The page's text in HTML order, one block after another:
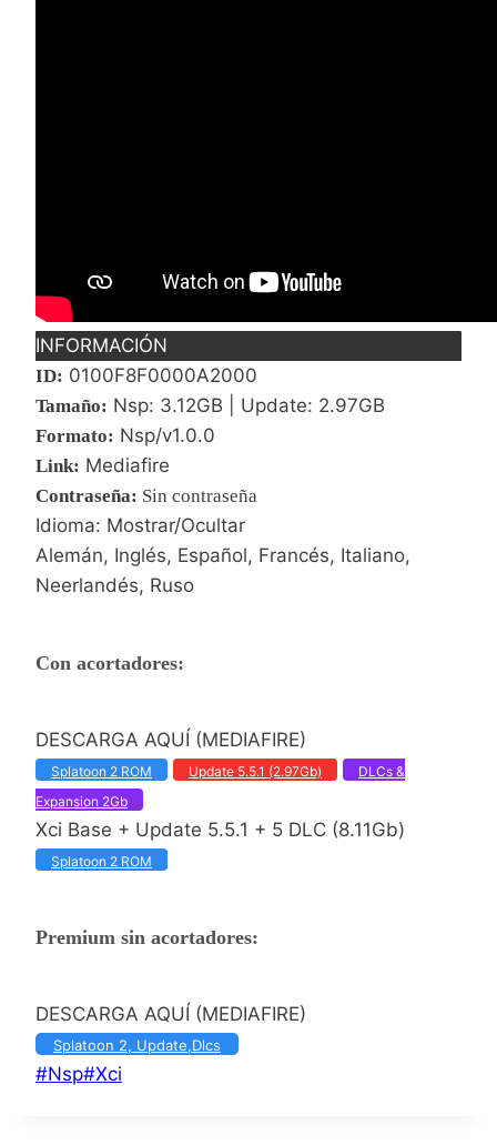
INFORMACIÓN
ID: 0100F8F0000A2000
Tamaño: Nsp: 3.12GB | Update: 2.97GB
Formato: Nsp/v1.0.0
Link: Mediafire
Contraseña: Sin contraseña
Idioma: Mostrar/Ocultar
Alemán, Inglés, Español, Francés, Italiano,
Neerlandés, Ruso
Con acortadores:
DESCARGA AQUÍ (MEDIAFIRE)
Splatoon 2 ROM Update 5.5.1 (2.97Gb)
DLCs &
Expansion 2Gb
Xci Base + Update 5.5.1 + 5 DLC (8.11Gb)
Splatoon 2 ROM
Premium sin acortadores:
DESCARGA AQUÍ (MEDIAFIRE)
Splatoon 2, Update,Dlcs
Etiquetas
#Nsp#Xci